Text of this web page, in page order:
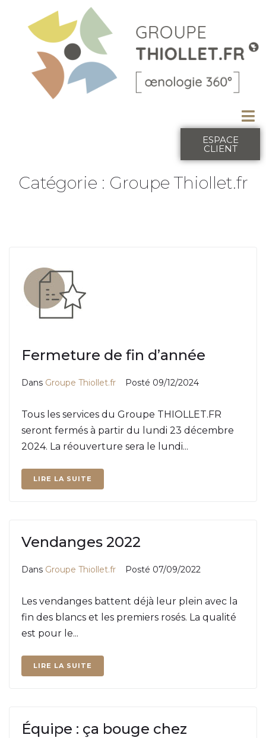
ESPACE
CLIENT
Catégorie : Groupe Thiollet.fr
Fermeture de fin d’année
Dans Groupe Thiollet.fr Posté 09/12/2024
Tous les services du Groupe THIOLLET.FR
seront fermés à partir du lundi 23 décembre
2024. La réouverture sera le lundi...
LIRE LA SUITE
Vendanges 2022
Dans Groupe Thiollet.fr Posté 07/09/2022
Les vendanges battent déjà leur plein avec la
fin des blancs et les premiers rosés. La qualité
est pour le...
LIRE LA SUITE
Équipe : ça bouge chez